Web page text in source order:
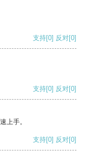
支持[0] 反对[0]
支持[0] 反对[0]
上手。
支持[0] 反对[0]